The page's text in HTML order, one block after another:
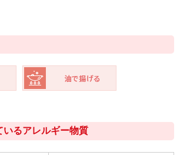
いるアレルギー物質